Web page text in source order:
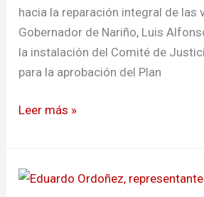
hacia la reparación integral de las
Gobernador de Nariño, Luis
la instalación del Comité de
para la aprobación del Plan
Leer más »
Comité